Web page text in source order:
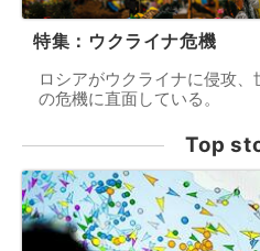
特集：ウクライナ危機
ロシアがウクライナに侵攻
の危機に直面している。
Top